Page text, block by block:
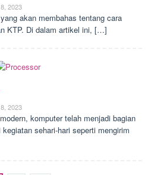
2023
akan membahas tentang cara
KTP. Di dalam artikel ini, […]
2023
komputer telah menjadi bagian
sehari-hari seperti mengirim